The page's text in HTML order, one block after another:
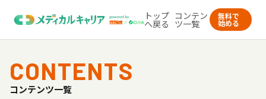
トップ
へ戻る
コンテン
ツ一覧
無料で
始める
CONTENTS
コンテンツ一覧